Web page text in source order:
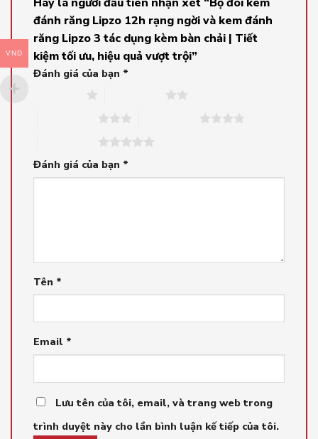
đánh răng Lipzo 12h rạng ngời và kem đánh
răng Lipzo 3 tác dụng kèm bàn chải | Tiết
kiệm tối ưu, hiệu quả vượt trội”
Đánh giá của bạn *
Đánh giá của bạn *
Tên *
Email *
Lưu tên của tôi, email, và trang web trong
trình duyệt này cho lần bình luận kế tiếp của tôi.
VND